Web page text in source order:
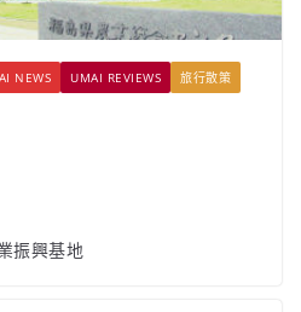
NEWS UMAI REVIEWS
旅行散策
振興基地